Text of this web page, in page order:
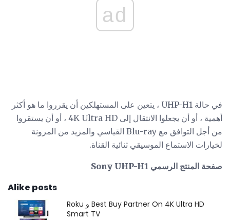
ad
في حالة UHP-H1 ، يتعين على المستهلكين أن يقرروا ما هو أكثر
أهمية ، أو أن يجعلوا الانتقال إلى 4K Ultra HD ، أو أن يستقروا
من أجل التوافق مع Blu-ray القياسي والمزيد من المرونة
لخيارات الاستماع الموسيقي ثنائية القناة.
صفحة المنتج الرسمي Sony UHP-H1
Alike posts
Roku و Best Buy Partner On 4K Ultra HD
Smart TV